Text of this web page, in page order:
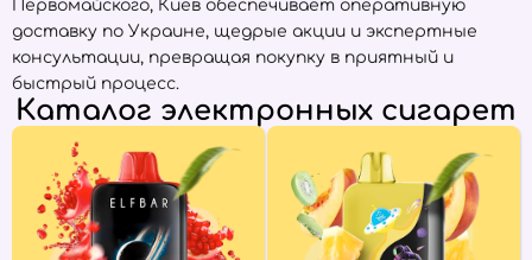
Первомайского, Киев обеспечивает оперативную
доставку по Украине, щедрые акции и экспертные
консультации, превращая покупку в приятный и
быстрый процесс.
Каталог электронных сигарет